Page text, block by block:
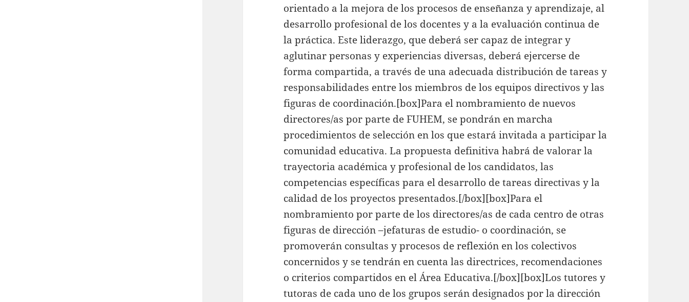
orientado a la mejora de los procesos de enseñanza y aprendizaje, al
desarrollo profesional de los docentes y a la evaluación continua de
la práctica. Este liderazgo, que deberá ser capaz de integrar y
aglutinar personas y experiencias diversas, deberá ejercerse de
forma compartida, a través de una adecuada distribución de tareas y
responsabilidades entre los miembros de los equipos directivos y las
figuras de coordinación.[box]Para el nombramiento de nuevos
directores/as por parte de FUHEM, se pondrán en marcha
procedimientos de selección en los que estará invitada a participar la
comunidad educativa. La propuesta definitiva habrá de valorar la
trayectoria académica y profesional de los candidatos, las
competencias específicas para el desarrollo de tareas directivas y la
calidad de los proyectos presentados.[/box][box]Para el
nombramiento por parte de los directores/as de cada centro de otras
figuras de dirección –jefaturas de estudio- o coordinación, se
promoverán consultas y procesos de reflexión en los colectivos
concernidos y se tendrán en cuenta las directrices, recomendaciones
o criterios compartidos en el Área Educativa.[/box][box]Los tutores y
tutoras de cada uno de los grupos serán designados por la dirección